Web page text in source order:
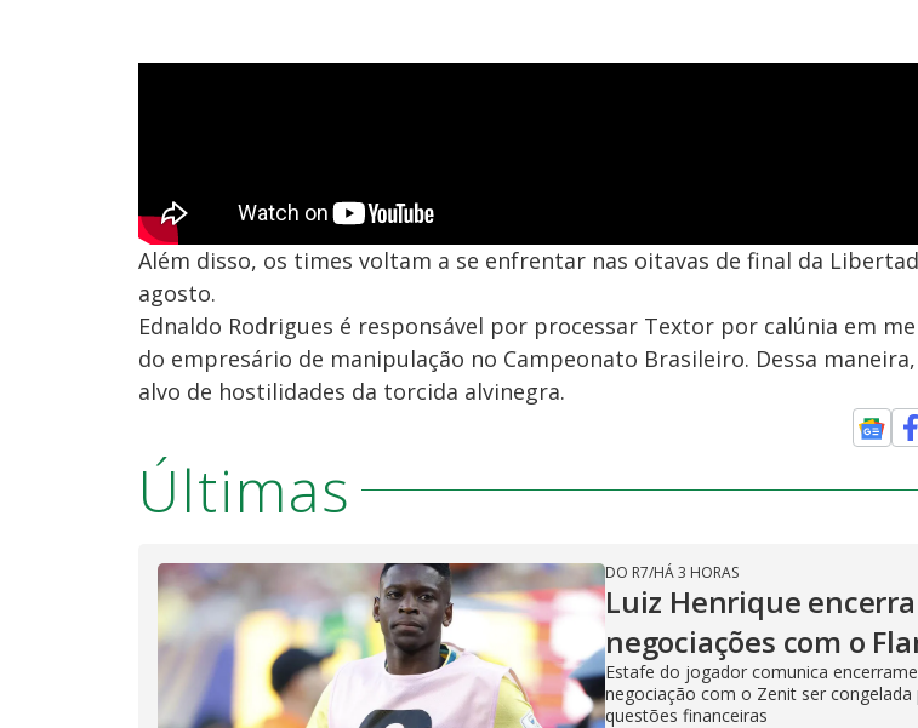
Além disso, os times voltam a se enfrentar nas oitavas de final da
agosto.
Ednaldo Rodrigues é responsável por processar Textor por calúnia em
do empresário de manipulação no Campeonato Brasileiro. Dessa
alvo de hostilidades da torcida alvinegra.
Últimas
DO R7/HÁ 3 HORAS
Luiz Henrique encerra
negociações com o
Estafe do jogador comunica
negociação com o Zenit ser congelada
questões financeiras